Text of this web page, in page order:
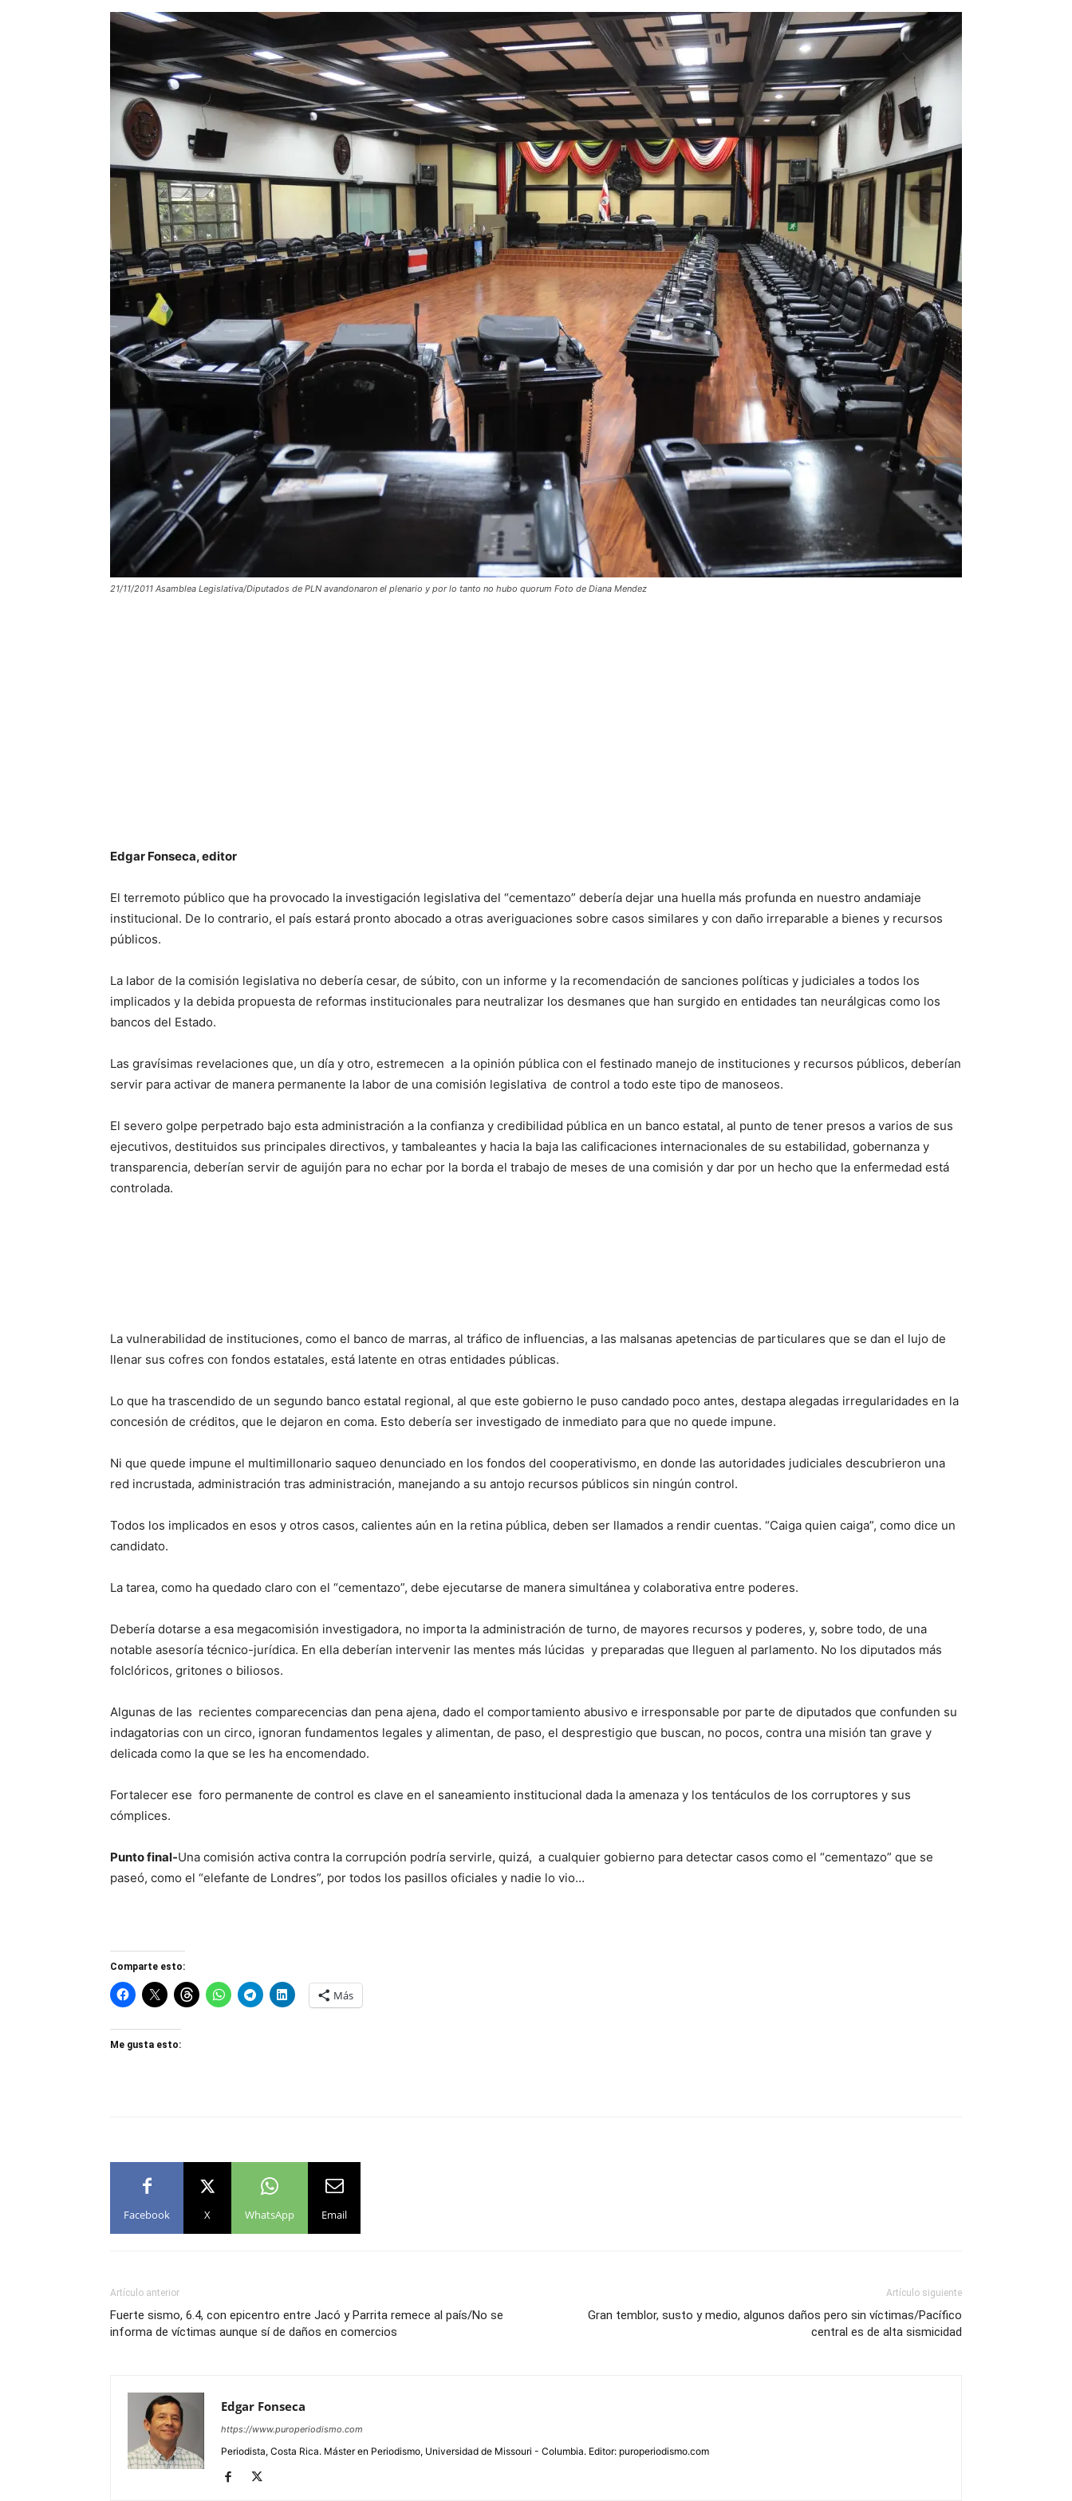
21/11/2011 Asamblea Legislativa/Diputados de PLN avandonaron el plenario y por lo tanto no hubo quorum Foto de Diana Mendez
Edgar Fonseca, editor
El terremoto público que ha provocado la investigación legislativa del “cementazo” debería dejar una huella más profunda en nuestro andamiaje
institucional. De lo contrario, el país estará pronto abocado a otras averiguaciones sobre casos similares y con daño irreparable a bienes y recursos
públicos.
La labor de la comisión legislativa no debería cesar, de súbito, con un informe y la recomendación de sanciones políticas y judiciales a todos los
implicados y la debida propuesta de reformas institucionales para neutralizar los desmanes que han surgido en entidades tan neurálgicas como los
bancos del Estado.
Las gravísimas revelaciones que, un día y otro, estremecen a la opinión pública con el festinado manejo de instituciones y recursos públicos, deberían
servir para activar de manera permanente la labor de una comisión legislativa de control a todo este tipo de manoseos.
El severo golpe perpetrado bajo esta administración a la confianza y credibilidad pública en un banco estatal, al punto de tener presos a varios de sus
ejecutivos, destituidos sus principales directivos, y tambaleantes y hacia la baja las calificaciones internacionales de su estabilidad, gobernanza y
transparencia, deberían servir de aguijón para no echar por la borda el trabajo de meses de una comisión y dar por un hecho que la enfermedad está
controlada.
La vulnerabilidad de instituciones, como el banco de marras, al tráfico de influencias, a las malsanas apetencias de particulares que se dan el lujo de
llenar sus cofres con fondos estatales, está latente en otras entidades públicas.
Lo que ha trascendido de un segundo banco estatal regional, al que este gobierno le puso candado poco antes, destapa alegadas irregularidades en la
concesión de créditos, que le dejaron en coma. Esto debería ser investigado de inmediato para que no quede impune.
Ni que quede impune el multimillonario saqueo denunciado en los fondos del cooperativismo, en donde las autoridades judiciales descubrieron una
red incrustada, administración tras administración, manejando a su antojo recursos públicos sin ningún control.
Todos los implicados en esos y otros casos, calientes aún en la retina pública, deben ser llamados a rendir cuentas. “Caiga quien caiga”, como dice un
candidato.
La tarea, como ha quedado claro con el “cementazo”, debe ejecutarse de manera simultánea y colaborativa entre poderes.
Debería dotarse a esa megacomisión investigadora, no importa la administración de turno, de mayores recursos y poderes, y, sobre todo, de una
notable asesoría técnico-jurídica. En ella deberían intervenir las mentes más lúcidas y preparadas que lleguen al parlamento. No los diputados más
folclóricos, gritones o biliosos.
Algunas de las recientes comparecencias dan pena ajena, dado el comportamiento abusivo e irresponsable por parte de diputados que confunden su
indagatorias con un circo, ignoran fundamentos legales y alimentan, de paso, el desprestigio que buscan, no pocos, contra una misión tan grave y
delicada como la que se les ha encomendado.
Fortalecer ese foro permanente de control es clave en el saneamiento institucional dada la amenaza y los tentáculos de los corruptores y sus
cómplices.
Punto final-Una comisión activa contra la corrupción podría servirle, quizá, a cualquier gobierno para detectar casos como el “cementazo” que se
paseó, como el “elefante de Londres”, por todos los pasillos oficiales y nadie lo vio…
Comparte esto:
Más
Me gusta esto:
Facebook X WhatsApp Email
Artículo anterior
Fuerte sismo, 6.4, con epicentro entre Jacó y Parrita remece al país/No se
informa de víctimas aunque sí de daños en comercios
Artículo siguiente
Gran temblor, susto y medio, algunos daños pero sin víctimas/Pacífico
central es de alta sismicidad
Edgar Fonseca
https://www.puroperiodismo.com
Periodista, Costa Rica. Máster en Periodismo, Universidad de Missouri - Columbia. Editor: puroperiodismo.com